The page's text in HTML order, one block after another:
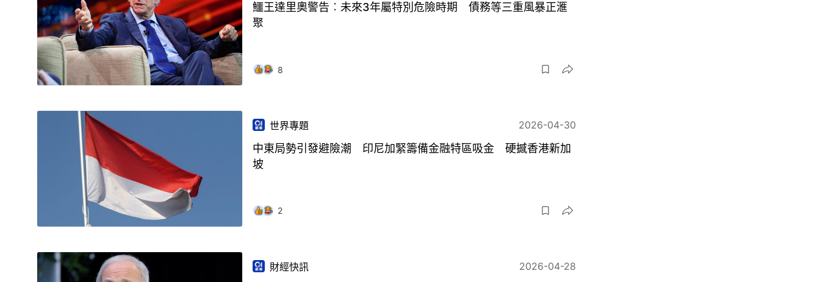
鱷王達里奧警告︰未來3年屬特別危險時期 債務等三重風暴正滙
聚
8
世界專題 2026-04-30
中東局勢引發避險潮 印尼加緊籌備金融特區吸金 硬撼香港新加
坡
2
財經快訊 2026-04-28